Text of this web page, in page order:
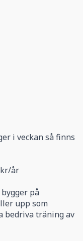
i veckan så finns
år
på
upp som
bedriva träning av